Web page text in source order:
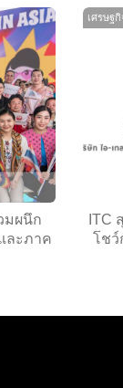
มผนึก
ละภาค
เศรษฐกิ
ITC
โชว์
ดัน